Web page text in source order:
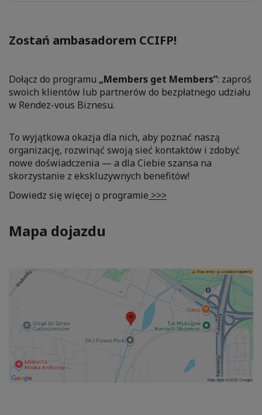
Zostań ambasadorem CCIFP!
Dołącz do programu „Members get Members”: zaproś
swoich klientów lub partnerów do bezpłatnego udziału
w Rendez-vous Biznesu.
To wyjątkowa okazja dla nich, aby poznać naszą
organizację, rozwinąć swoją sieć kontaktów i zdobyć
nowe doświadczenia — a dla Ciebie szansa na
skorzystanie z ekskluzywnych benefitów!
Dowiedz się więcej o programie >>>
Mapa dojazdu